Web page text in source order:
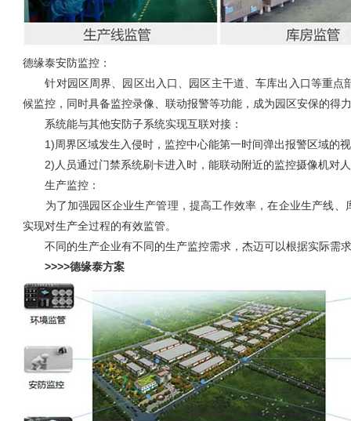
德缘泰安防监控：
针对园区周界、园区出入口、园区主干道、车库出入口等重点
候监控，同时具备监控录像、联动报警等功能，成为园区安保的得
系统能与其他安防子系统实现互联对接：
1)周界区域发生入侵时，监控中心能第一时间弹出报警区域的
2)人员通过门禁系统刷卡进入时，能联动附近的监控摄像机对
生产监控：
为了加强园区企业生产管理，提高工作效率，在企业生产线、
实现对生产全过程的有效监管。
不同的生产企业有不同的生产监控需求，杰迈可以根据实际需
>>>>德缘泰方案